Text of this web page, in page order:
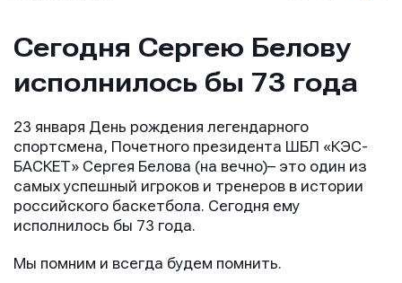
Сегодня Сергею Белову
исполнилось бы 73 года
23 января День рождения легендарного
спортсмена, Почетного президента ШБЛ «КЭС-
БАСКЕТ» Сергея Белова (на вечно)– это один из
самых успешный игроков и тренеров в истории
российского баскетбола. Сегодня ему
исполнилось бы 73 года.
Мы помним и всегда будем помнить.